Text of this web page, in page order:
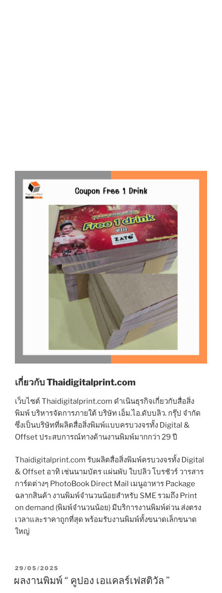
เกี่ยวกับ Thaidigitalprint.com
เว็บไซต์ Thaidigitalprint.com ดำเนินธุรกิจเกี่ยวกับสื่อสิ่ง
พิมพ์ บริหารจัดการภายใต้ บริษัท เอ็ม.ไอ.ดับบลิว. กรุ๊ป จำกัด
ซึ่งเป็นบริษัทที่ผลิตสื่อสิ่งพิมพ์แบบครบวงจรทั้ง Digital &
Offset ประสบการณ์ทางด้านงานพิมพ์มากกว่า 29 ปี
Thaidigitalprint.com รับผลิตสื่อสิ่งพิมพ์ครบวงจรทั้ง Digital
& Offset อาทิ เช่นนามบัตร แผ่นพับ ใบปลิว โบรชัวร์ วารสาร
การ์ดต่างๆ PhotoBook Direct Mail เมนูอาหาร Package
ฉลากสินค้า งานพิมพ์จำนวนน้อยสำหรับ SME รวมถึง Print
on demand (พิมพ์จำนวนน้อย) มีบริการงานพิมพ์ด่วน ส่งตรง
เวลาและราคาถูกที่สุด พร้อมรับงานพิมพ์ทั้งขนาดเล็กขนาด
ใหญ่
P
S
29/05/2025
ผลงานพิมพ์ “ คูปอง เอแคลร์เฟสติวัล ”